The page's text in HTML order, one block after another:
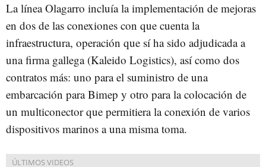
La línea Olagarro incluía la implementación de mejoras
en dos de las conexiones con que cuenta la
infraestructura, operación que sí ha sido adjudicada a
una firma gallega (Kaleido Logistics), así como dos
contratos más: uno para el suministro de una
embarcación para Bimep y otro para la colocación de
un multiconector que permitiera la conexión de varios
dispositivos marinos a una misma toma.